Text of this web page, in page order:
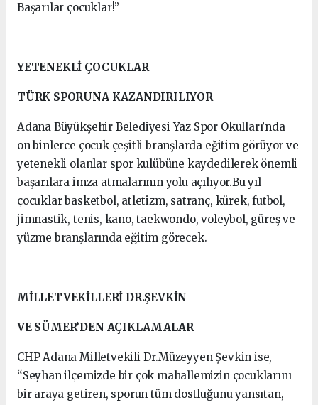
Başarılar çocuklar!”
YETENEKLİ ÇOCUKLAR
TÜRK SPORUNA KAZANDIRILIYOR
Adana Büyükşehir Belediyesi Yaz Spor Okulları’nda
on binlerce çocuk çeşitli branşlarda eğitim görüyor ve
yetenekli olanlar spor kulübüne kaydedilerek önemli
başarılara imza atmalarının yolu açılıyor.Bu yıl
çocuklar basketbol, atletizm, satranç, kürek, futbol,
jimnastik, tenis, kano, taekwondo, voleybol, güreş ve
yüzme branşlarında eğitim görecek.
MİLLETVEKİLLERİ DR.ŞEVKİN
VE SÜMER’DEN AÇIKLAMALAR
CHP Adana Milletvekili Dr.Müzeyyen Şevkin ise,
“Seyhan ilçemizde bir çok mahallemizin çocuklarını
bir araya getiren, sporun tüm dostluğunu yansıtan,